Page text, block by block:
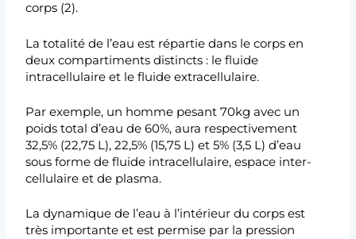
corps (2).
La totalité de l’eau est répartie dans le corps en
deux compartiments distincts : le fluide
intracellulaire et le fluide extracellulaire.
Par exemple, un homme pesant 70kg avec un
poids total d’eau de 60%, aura respectivement
32,5% (22,75 L), 22,5% (15,75 L) et 5% (3,5 L) d’eau
sous forme de fluide intracellulaire, espace inter-
cellulaire et de plasma.
La dynamique de l’eau à l’intérieur du corps est
très importante et est permise par la pression